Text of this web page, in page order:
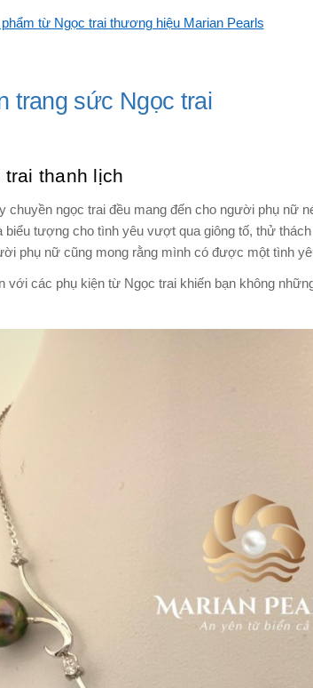
từ Ngọc trai thương hiệu Marian Pearls
trang sức Ngọc trai
trai thanh lịch
chuyền ngọc trai đều mang đến cho người phụ nữ
biểu tượng cho tình yêu vượt qua giông tố, thử
phụ nữ cũng mong rằng mình có được một tình
với các phụ kiện từ Ngọc trai khiến bạn không